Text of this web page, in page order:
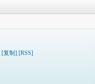
[复制] [RSS]